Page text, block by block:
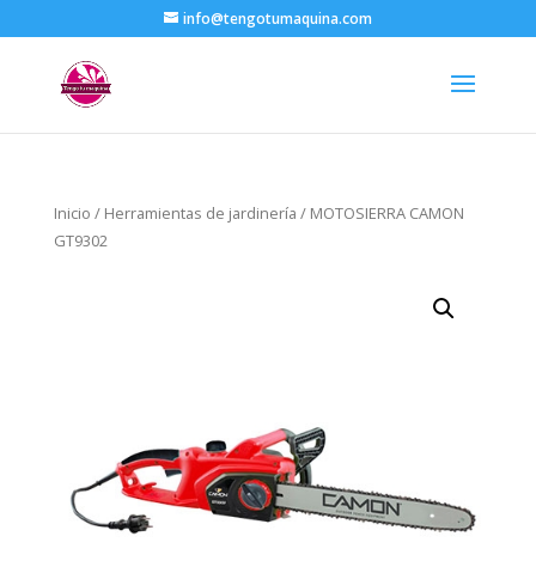
info@tengotumaquina.com
Inicio / Herramientas de jardinería / MOTOSIERRA CAMON
GT9302